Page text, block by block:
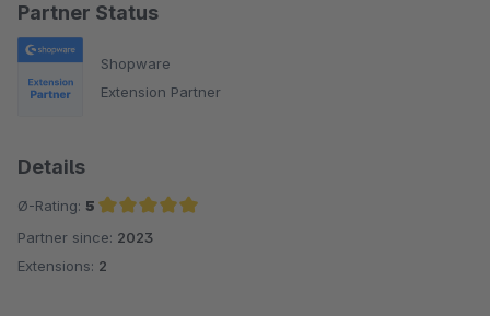
Partner Status
Shopware
Extension Partner
Details
Ø-Rating: 5
Average rating of 5 out of 5 stars
Partner since: 2023
Extensions: 2